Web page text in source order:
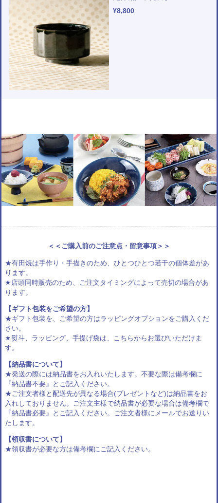
¥8,800
＜＜ご購入前のご注意点・留意事項＞＞
★有田焼は手作り・手描きのため、ひとつひとつ若干の個体差があ
ります。
★店頭同時販売のため、ご注文タイミングによって売切の場合があ
ります。
【ギフト包装をご希望の方】
★ギフト包装を、ご希望の方はラッピングオプションをご購入くだ
さい。
★熨斗、ラッピング、手提げ袋は、 こちらからお選びいただけま
す。
【納品書について】
★発送の際には納品書をお入れいたします。不要な際は備考欄に
『納品書不要』とご記入ください。
★ご注文者様と配送先が異なる場合(プレゼントなど)は納品書をお
入れしておりません。ご注文主様で納品書が必要な場合は備考欄で
『納品書必要』とご記入ください。ご注文者様にメールでお送りい
たします。
【領収書について】
★領収書が必要な方は備考欄にご記入ください。